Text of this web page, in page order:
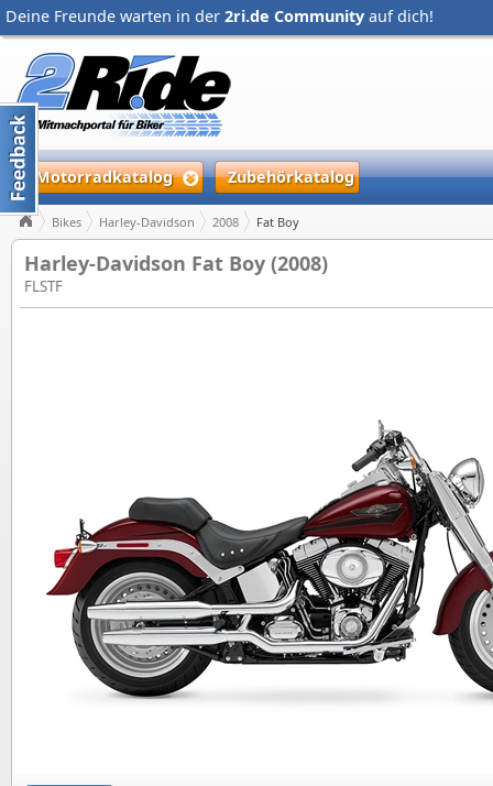
Deine Freunde warten in der 2ri.de Community auf dich!
Motorradkatalog Zubehörkatalog
Bikes Harley-Davidson 2008 Fat Boy
Harley-Davidson Fat Boy (2008)
FLSTF